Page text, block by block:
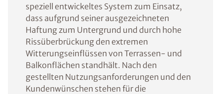
speziell entwickeltes System zum Einsatz,
dass aufgrund seiner ausgezeichneten
Haftung zum Untergrund und durch hohe
Rissüberbrückung den extremen
Witterungseinflüssen von Terrassen- und
Balkonflächen standhält. Nach den
gestellten Nutzungsanforderungen und den
Kundenwünschen stehen für die